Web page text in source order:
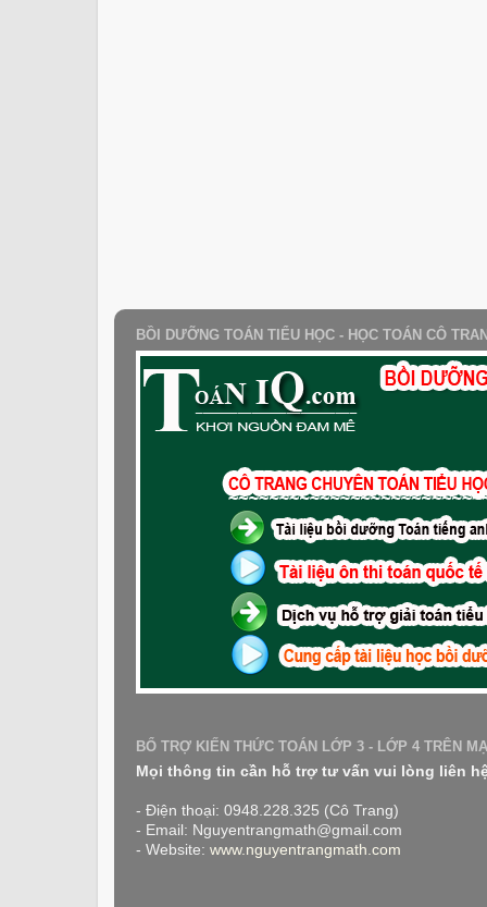
BỒI DƯỠNG TOÁN TIỂU HỌC - HỌC TOÁN CÔ
BỔ TRỢ KIẾN THỨC TOÁN LỚP 3 - LỚP 4 TRÊN
Mọi thông tin cần hỗ trợ tư vấn vui lòng liên
- Điện thoại: 0948.228.325 (Cô Trang)
- Email: Nguyentrangmath@gmail.com
- Website: www.nguyentrangmath.com